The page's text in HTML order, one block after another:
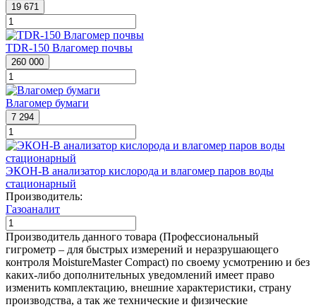
19 671
TDR-150 Влагомер почвы
260 000
Влагомер бумаги
7 294
ЭКОН-В анализатор кислорода и влагомер паров воды
стационарный
Производитель:
Газоаналит
Производитель данного товара (Профессиональный
гигрометр – для быстрых измерений и неразрушающего
контроля MoistureMaster Compact) по своему усмотрению и без
каких-либо дополнительных уведомлений имеет право
изменить комплектацию, внешние характеристики, страну
производства, а так же технические и физические